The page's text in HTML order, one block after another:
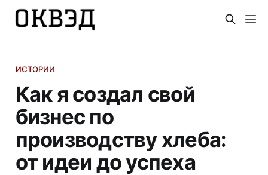
ИСТОРИИ
Как я создал свой
бизнес по
производству хлеба:
от идеи до успеха